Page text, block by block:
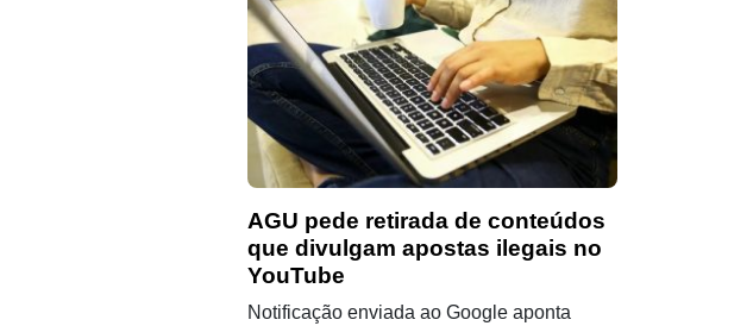
AGU pede retirada de conteúdos
que divulgam apostas ilegais no
YouTube
Notificação enviada ao Google aponta